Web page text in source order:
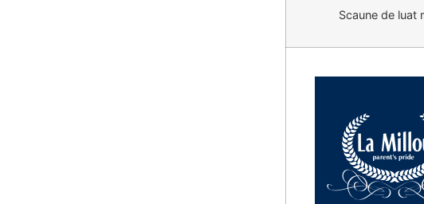
Scaune de luat